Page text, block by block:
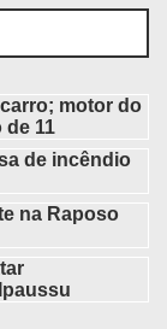
motor do
11
de incêndio
na Raposo